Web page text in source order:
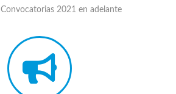
Convocatorias 2021 en adelante